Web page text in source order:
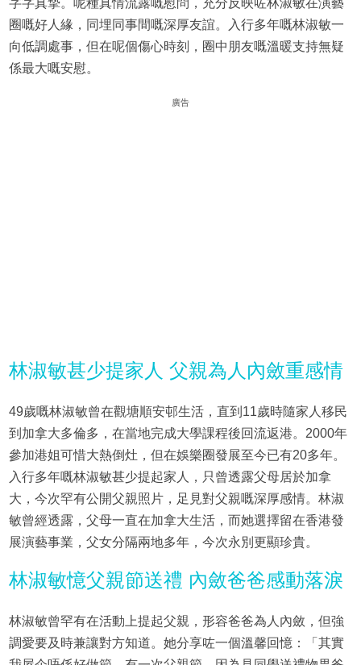
字字真摯。呢種真情流露嘅慰問，充分反映咗林淑敏在演藝
圈嘅好人緣，同埋同事間嘅深厚友誼。入行多年嘅林淑敏一
向低調處事，但在呢個傷心時刻，圈中朋友嘅溫暖支持無疑
係最大嘅安慰。
廣告
林淑敏甚少提家人 父親為人內斂重感情
49歲嘅林淑敏曾在觀塘順安邨生活，直到11歲時隨家人移民
到加拿大多倫多，在當地完成大學課程後回流返港。2000年
參加港姐可惜大熱倒灶，但在娛樂圈發展至今已有20多年。
入行多年嘅林淑敏甚少提起家人，只曾透露父母居於加拿
大，今次罕有公開父親照片，足見對父親嘅深厚感情。林淑
敏曾經透露，父母一直在加拿大生活，而她選擇留在香港發
展演藝事業，父女分隔兩地多年，今次永別更顯珍貴。
林淑敏憶父親節送禮 內斂爸爸感動落淚
林淑敏曾罕有在活動上提起父親，形容爸爸為人內斂，但強
調愛要及時兼讓對方知道。她分享咗一個溫馨回憶：「其實